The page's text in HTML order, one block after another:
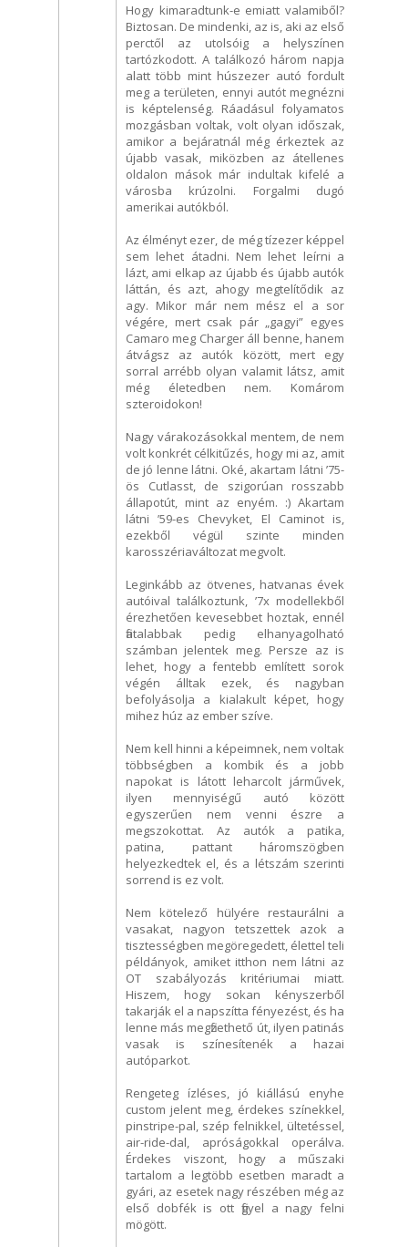
Hogy kimaradtunk-e emiatt valamiből?
Biztosan. De mindenki, az is, aki az első
perctől az utolsóig a helyszínen
tartózkodott. A találkozó három napja
alatt több mint húszezer autó fordult
meg a területen, ennyi autót megnézni
is képtelenség. Ráadásul folyamatos
mozgásban voltak, volt olyan időszak,
amikor a bejáratnál még érkeztek az
újabb vasak, miközben az átellenes
oldalon mások már indultak kifelé a
városba krúzolni. Forgalmi dugó
amerikai autókból.
Az élményt ezer, de még tízezer képpel
sem lehet átadni. Nem lehet leírni a
lázt, ami elkap az újabb és újabb autók
láttán, és azt, ahogy megtelítődik az
agy. Mikor már nem mész el a sor
végére, mert csak pár „gagyi” egyes
Camaro meg Charger áll benne, hanem
átvágsz az autók között, mert egy
sorral arrébb olyan valamit látsz, amit
még életedben nem. Komárom
szteroidokon!
Nagy várakozásokkal mentem, de nem
volt konkrét célkitűzés, hogy mi az, amit
de jó lenne látni. Oké, akartam látni ’75-
ös Cutlasst, de szigorúan rosszabb
állapotút, mint az enyém. :) Akartam
látni ’59-es Chevyket, El Caminot is,
ezekből végül szinte minden
karosszériaváltozat megvolt.
Leginkább az ötvenes, hatvanas évek
autóival találkoztunk, ’7x modellekből
érezhetően kevesebbet hoztak, ennél
fiatalabbak pedig elhanyagolható
számban jelentek meg. Persze az is
lehet, hogy a fentebb említett sorok
végén álltak ezek, és nagyban
befolyásolja a kialakult képet, hogy
mihez húz az ember szíve.
Nem kell hinni a képeimnek, nem voltak
többségben a kombik és a jobb
napokat is látott leharcolt járművek,
ilyen mennyiségű autó között
egyszerűen nem venni észre a
megszokottat. Az autók a patika,
patina, pattant háromszögben
helyezkedtek el, és a létszám szerinti
sorrend is ez volt.
Nem kötelező hülyére restaurálni a
vasakat, nagyon tetszettek azok a
tisztességben megöregedett, élettel teli
példányok, amiket itthon nem látni az
OT szabályozás kritériumai miatt.
Hiszem, hogy sokan kényszerből
takarják el a napszítta fényezést, és ha
lenne más megfizethető út, ilyen patinás
vasak is színesítenék a hazai
autóparkot.
Rengeteg ízléses, jó kiállású enyhe
custom jelent meg, érdekes színekkel,
pinstripe-pal, szép felnikkel, ültetéssel,
air-ride-dal, apróságokkal operálva.
Érdekes viszont, hogy a műszaki
tartalom a legtöbb esetben maradt a
gyári, az esetek nagy részében még az
első dobfék is ott figyel a nagy felni
mögött.